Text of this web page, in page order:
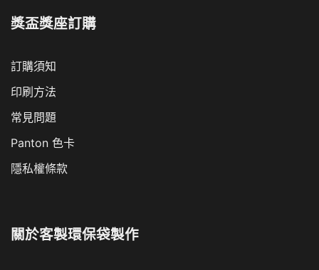
獎盃獎座訂購
訂購須知
印刷方法
常見問題
Panton 色卡
隱私權條款
關於客製環保袋製作